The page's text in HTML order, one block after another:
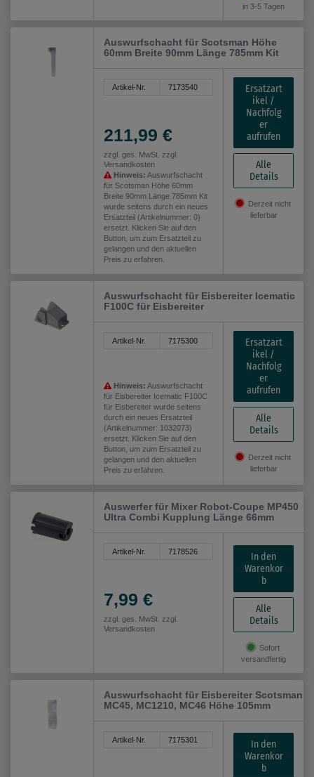
in 3-5 Tagen
Auswurfschacht für Scotsman Höhe
60mm Breite 90mm Länge 785mm Kit
Artikel-Nr. 7173540
211,99 €
zzgl. ges. MwSt. zzgl.
Versandkosten
Hinweis: Auswurfschacht
für Scotsman Höhe 60mm
Breite 90mm Länge 785mm Kit
wurde seitens durch ein neues
Ersatzteil (Artikelnummer: 0)
ersetzt. Klicken Sie auf den
Button, um zum Ersatzteil zu
gelangen und den aktuellen
Preis zu erfahren.
Ersatzart
ikel /
Nachfolg
er
aufrufen
Alle
Details
Derzeit nicht
lieferbar
Auswurfschacht für Eisbereiter Icematic
F100C für Eisbereiter
Artikel-Nr. 7175300
Hinweis: Auswurfschacht
für Eisbereiter Icematic F100C
für Eisbereiter wurde seitens
durch ein neues Ersatzteil
(Artikelnummer: 1032073)
ersetzt. Klicken Sie auf den
Button, um zum Ersatzteil zu
gelangen und den aktuellen
Preis zu erfahren.
Ersatzart
ikel /
Nachfolg
er
aufrufen
Alle
Details
Derzeit nicht
lieferbar
Auswerfer für Mixer Robot-Coupe MP450
Ultra Combi Kupplung Länge 66mm
Artikel-Nr. 7178526
7,99 €
zzgl. ges. MwSt. zzgl.
Versandkosten
In den
Warenkor
b
Alle
Details
Sofort
versandfertig
Auswurfschacht für Eisbereiter Scotsman
MC45, MC1210, MC46 Höhe 105mm
Artikel-Nr. 7175301
In den
Warenkor
b